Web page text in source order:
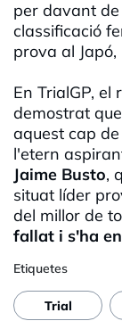
per davant
classificació
prova al
En TrialGP, el
demostrat
aquest cap
l'etern
Jaime Busto,
situat líder
del millor de
fallat i s'ha
Etiquetes
Trial